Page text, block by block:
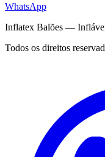
WhatsApp
Inflatex Balões —
Todos os direitos